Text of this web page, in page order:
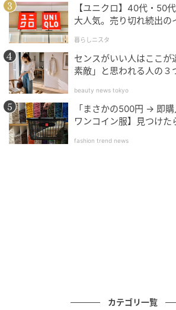
出典：and ST
【studio CLIP】「リネンレーヨンア
カート」¥7,700（税込）
【ユニクロ】40代・50
大人気。売り切れ続出の
暮らしニスタ
センスがいい人はここが
素敵」と思われる人の３
beauty news tokyo
「まさかの500円 → 即
ワンコイン服】見つけた
fashion trend news
カテゴリ一覧